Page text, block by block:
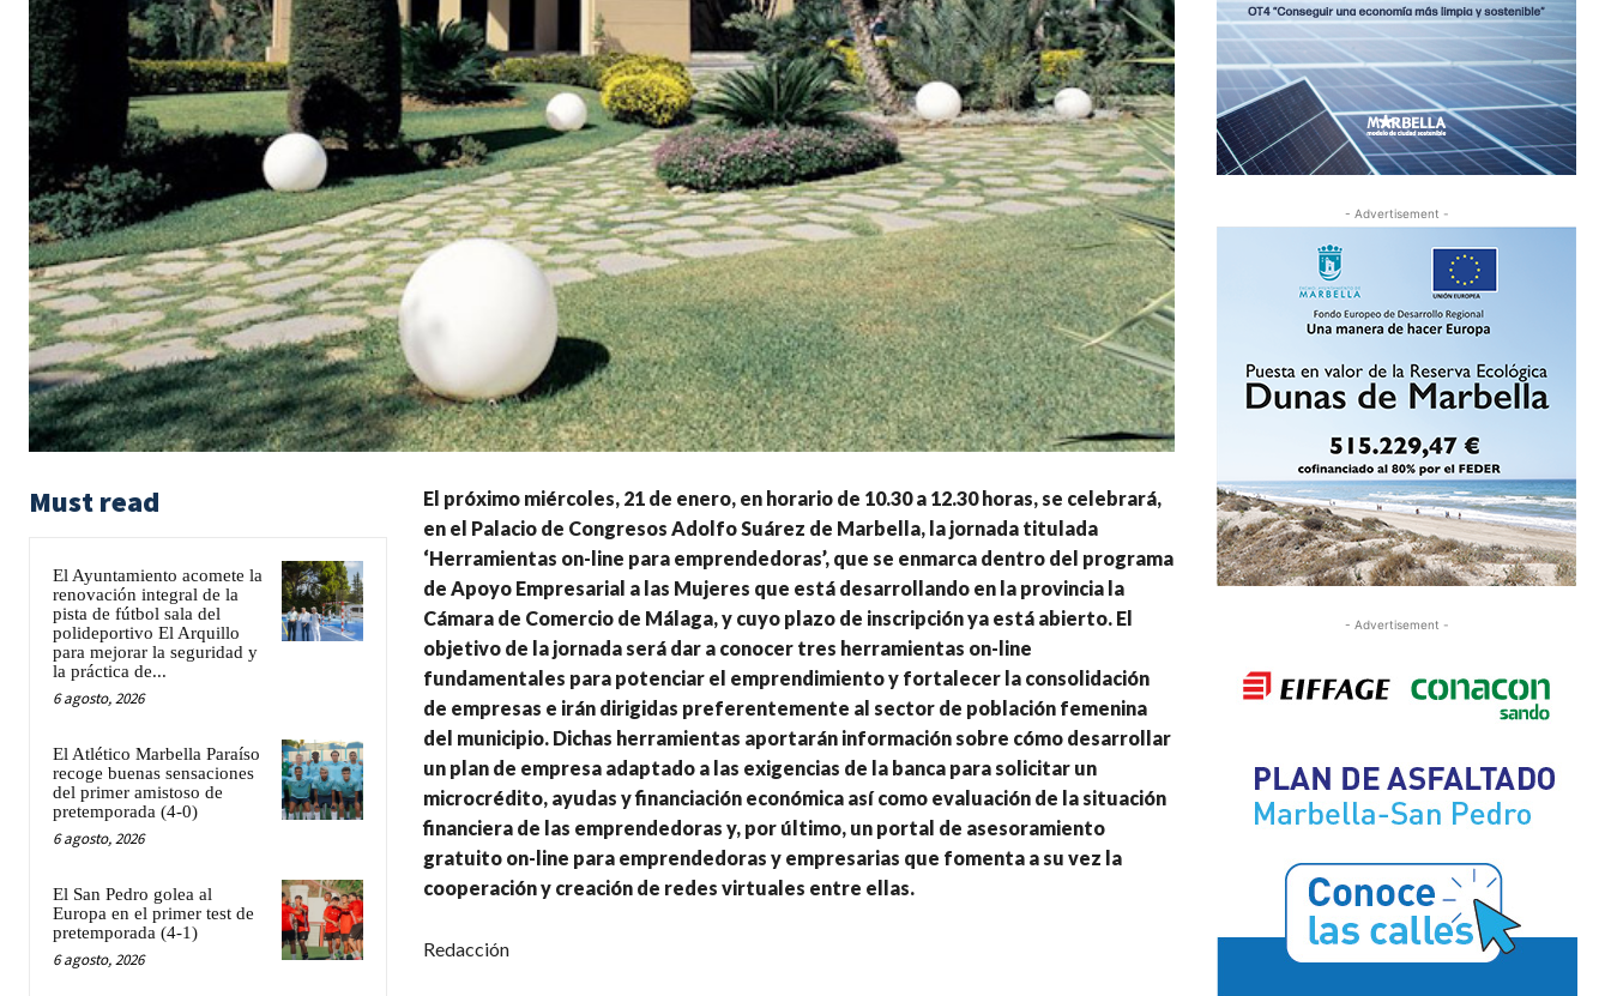
Must read
El Ayuntamiento acomete la
renovación integral de la
pista de fútbol sala del
polideportivo El Arquillo
para mejorar la seguridad y
la práctica de...
6 agosto, 2026
El Atlético Marbella Paraíso
recoge buenas sensaciones
del primer amistoso de
pretemporada (4-0)
6 agosto, 2026
El San Pedro golea al
Europa en el primer test de
pretemporada (4-1)
6 agosto, 2026
El próximo miércoles, 21 de enero, en horario de 10.30 a 12.30 horas, se celebrará,
en el Palacio de Congresos Adolfo Suárez de Marbella, la jornada titulada
‘Herramientas on-line para emprendedoras’, que se enmarca dentro del programa
de Apoyo Empresarial a las Mujeres que está desarrollando en la provincia la
Cámara de Comercio de Málaga, y cuyo plazo de inscripción ya está abierto. El
objetivo de la jornada será dar a conocer tres herramientas on-line
fundamentales para potenciar el emprendimiento y fortalecer la consolidación
de empresas e irán dirigidas preferentemente al sector de población femenina
del municipio. Dichas herramientas aportarán información sobre cómo desarrollar
un plan de empresa adaptado a las exigencias de la banca para solicitar un
microcrédito, ayudas y financiación económica así como evaluación de la situación
financiera de las emprendedoras y, por último, un portal de asesoramiento
gratuito on-line para emprendedoras y empresarias que fomenta a su vez la
cooperación y creación de redes virtuales entre ellas.
Redacción
- Advertisement -
- Advertisement -